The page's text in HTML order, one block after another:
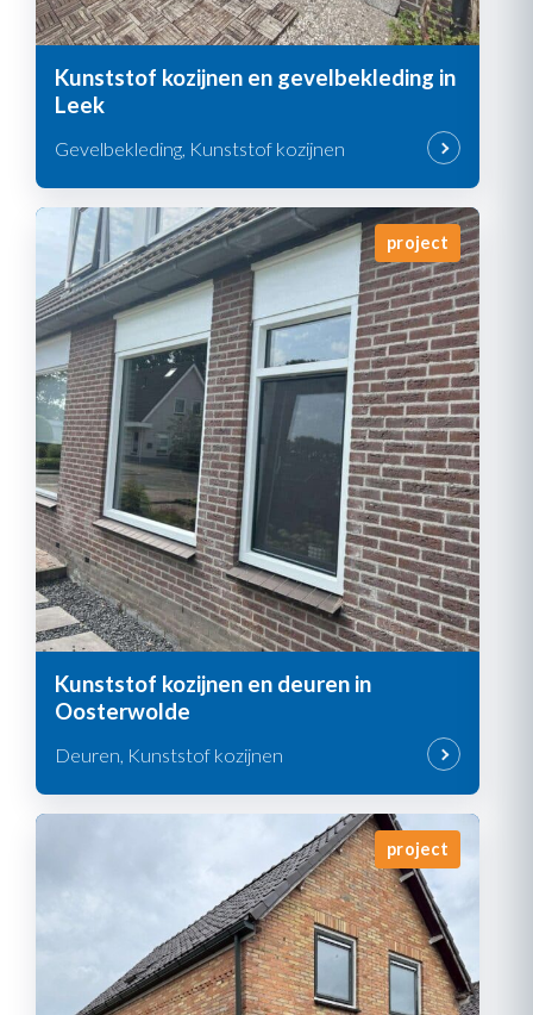
Kunststof kozijnen en gevelbekleding in
Leek
Gevelbekleding, Kunststof kozijnen
project
Kunststof kozijnen en deuren in
Oosterwolde
Deuren, Kunststof kozijnen
project